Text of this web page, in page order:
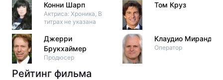
Конни Шарп
Актриса: Хроника, В
титрах не указана
Джерри
Брукхаймер
Продюсер
Том Круз
Клаудио Миранда
Оператор
Рейтинг фильма